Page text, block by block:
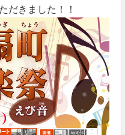
だきました！！